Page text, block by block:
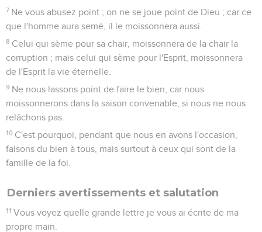
7 Ne vous abusez point ; on ne se joue point de Dieu ; car ce
que l'homme aura semé, il le moissonnera aussi.
8 Celui qui sème pour sa chair, moissonnera de la chair la
corruption ; mais celui qui sème pour l'Esprit, moissonnera
de l'Esprit la vie éternelle.
9 Ne nous lassons point de faire le bien, car nous
moissonnerons dans la saison convenable, si nous ne nous
relâchons pas.
10 C'est pourquoi, pendant que nous en avons l'occasion,
faisons du bien à tous, mais surtout à ceux qui sont de la
famille de la foi.
Derniers avertissements et salutation
11 Vous voyez quelle grande lettre je vous ai écrite de ma
propre main.